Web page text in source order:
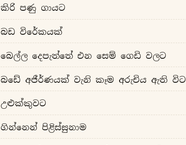
කිරි පණු ගායට
බඩ විරේකයක්
බෙල්ල දෙපැත්තේ එන සෙම් ගෙඩි වලට
බඩේ අජීර්ණයක් වැනි කෑම අරුචිය ඇති විට
උළුක්කුවට
ගින්නෙන් පිළිස්සුනාම